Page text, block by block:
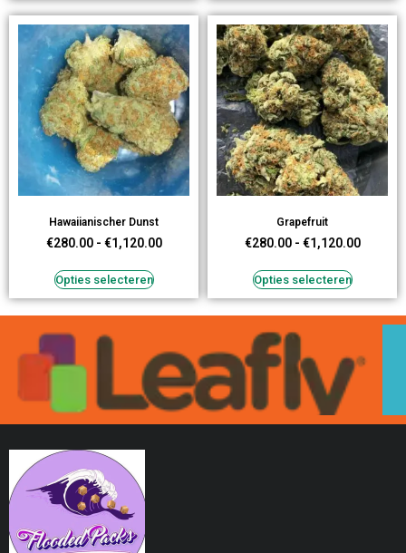
Hawaiianischer Dunst
€280.00 - €1,120.00
Opties selecteren
Grapefruit
€280.00 - €1,120.00
Opties selecteren